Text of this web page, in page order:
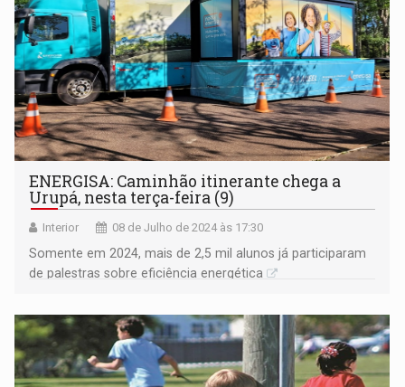
ENERGISA: Caminhão itinerante chega a
Urupá, nesta terça-feira (9)
Interior 08 de Julho de 2024 às 17:30
Somente em 2024, mais de 2,5 mil alunos já participaram
de palestras sobre eficiência energética